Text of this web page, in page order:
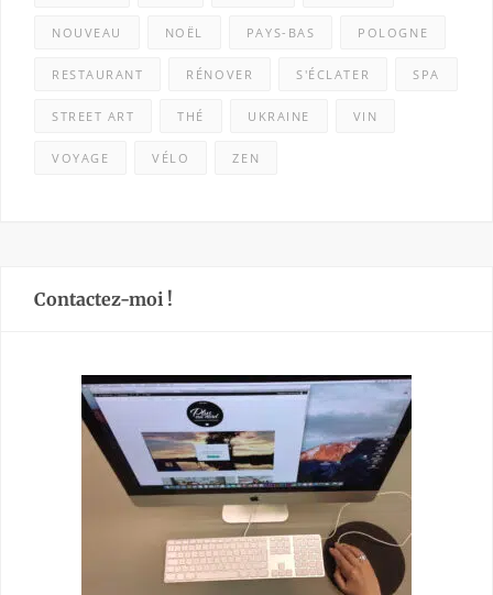
NOUVEAU NOËL PAYS-BAS POLOGNE
RESTAURANT RÉNOVER S'ÉCLATER SPA
STREET ART THÉ UKRAINE VIN
VOYAGE VÉLO ZEN
Contactez-moi !